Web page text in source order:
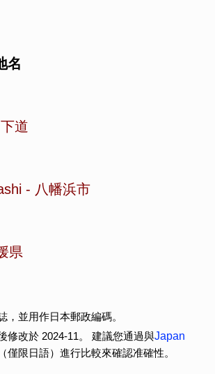
名
下道
- 八幡浜市
県
，並用作日本郵政編碼。
修改於 2024-11。 建議您通過與Japan
（僅限日語）進行比較來確認准確性。